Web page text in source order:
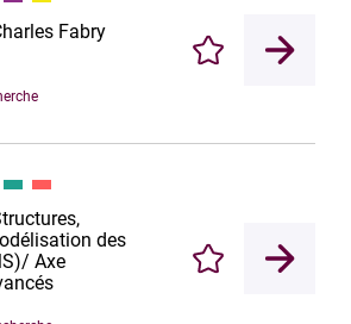
Fabry
Enregistrer
des
Axe
Enregistrer